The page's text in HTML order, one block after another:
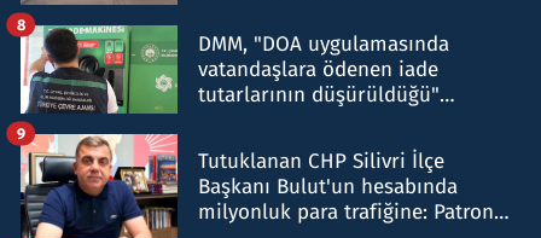
DMM, "DOA uygulamasında
vatandaşlara ödenen iade
tutarlarının düşürüldüğü"
8
Tutuklanan CHP Silivri İlçe
Başkanı Bulut'un hesabında
milyonluk para trafiğine: Patron
9